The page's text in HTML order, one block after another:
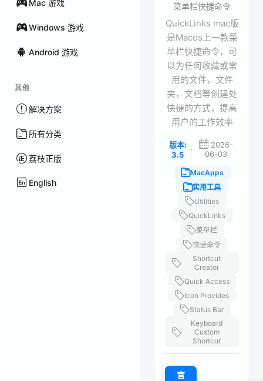
Mac 游戏
Windows 游戏
Android 游戏
其他
解决方案
所有分类
荔枝正版
English
菜单栏快捷命令
QuickLinks mac版
是Macos上一款菜
单栏快捷命令，可
以为任何收藏或常
用的文件，文件
夹，文档等创建处
快捷的方式，提高
用户的工作效率
版本:
3.5
·
2026-
06-03
MacApps
实用工具
Utilities
QuickLinks
菜单栏
快捷命令
Shortcut
Creator
Quick Access
Icon Provides
Status Bar
Keyboard
Custom
Shortcut
官